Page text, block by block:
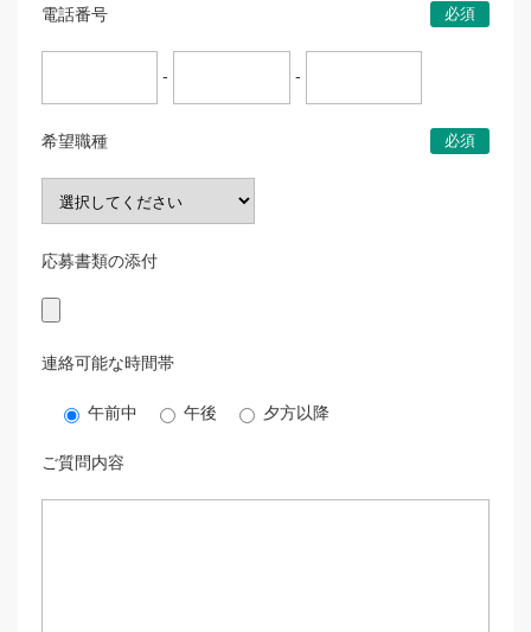
電話番号 必須
- -
希望職種 必須
応募書類の添付
連絡可能な時間帯
午前中 午後 夕方以降
ご質問内容